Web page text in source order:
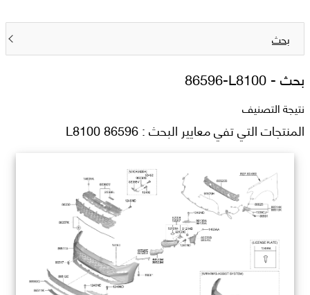
بحث
بحث -86596-L8100
نتيجة التصنيف
المنتجات التي تفي معايير البحث : 86596 L8100